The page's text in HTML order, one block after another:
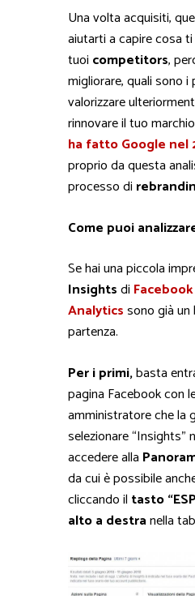
Una volta acquisiti,
aiutarti a capire cosa
tuoi competitors,
migliorare, quali sono
valorizzare
rinnovare il tuo
ha fatto Google nel
proprio da questa
processo di
Come puoi
Se hai una piccola
Insightsdi Facebook
Analyticssono già
partenza.
Per i primi,basta
pagina Facebook con
amministratore che la
selezionare “Insights”
accedere alla
da cui è possibile
cliccando il tasto
alto a destranella